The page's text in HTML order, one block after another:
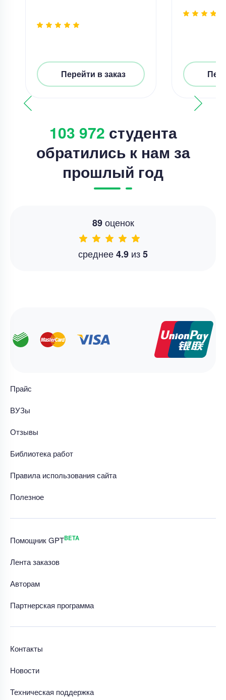
Перейти в заказ
103 972 студента
обратились к нам за
прошлый год
89оценок
среднее4.9 из5
Прайс
ВУЗы
Отзывы
Библиотека работ
Правила использования сайта
Полезное
Помощник GPTBETA
Лента заказов
Авторам
Партнерская программа
Контакты
Новости
Техническая поддержка